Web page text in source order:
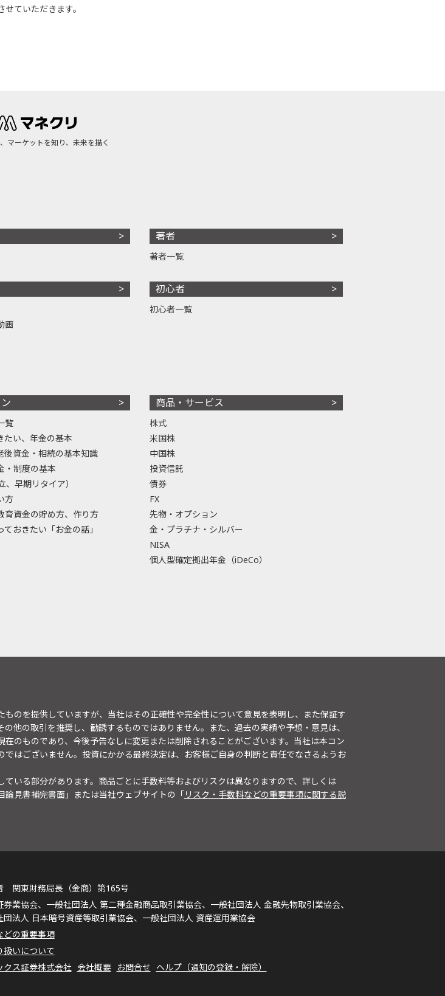
ていただきます。
マーケットを知り、未来を描く
画
著者
著者一覧
初心者
初心者一覧
覧
たい、年金の基本
後資金・相続の基本知識
・制度の基本
、早期リタイア）
方
育資金の貯め方、作り方
おきたい「お金の話」
商品・サービス
株式
米国株
中国株
投資信託
債券
FX
先物・オプション
金・プラチナ・シルバー
NISA
個人型確定拠出年金（iDeCo）
のを提供していますが、当社はその正確性や完全性について意見を表明し、また保証す
他の取引を推奨し、勧誘するものではありません。また、過去の実績や予想・意見は、
のものであり、今後予告なしに変更または削除されることがございます。当社は本コン
はございません。投資にかかる最終決定は、お客様ご自身の判断と責任でなさるようお
いる部分があります。商品ごとに手数料等およびリスクは異なりますので、詳しくは
論見書補完書面」または当社ウェブサイトの「リスク・手数料などの重要事項に関する説
関東財務局長（金商）第165号
券業協会、一般社団法人 第二種金融商品取引業協会、一般社団法人 金融先物取引業協会、
団法人 日本暗号資産等取引業協会、一般社団法人 資産運用業協会
どの重要事項
いについて
クス証券株式会社 会社概要 お問合せ ヘルプ（通知の登録・解除）